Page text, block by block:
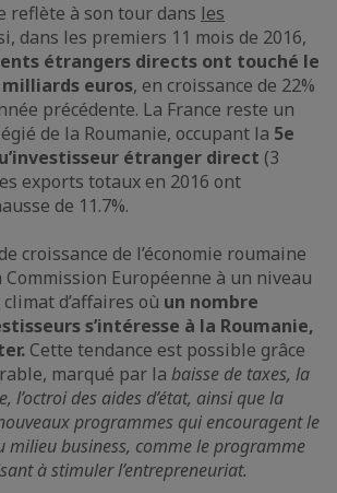
reflète à son tour dans les
dans les premiers 11 mois de 2016,
étrangers directs ont touché le
milliards euros, en croissance de 22%
précédente. La France reste un
de la Roumanie, occupant la 5e
étranger direct (3
exports totaux en 2016 ont
de 11.7%.
croissance de l’économie roumaine
Européenne à un niveau
d’affaires où un nombre
s’intéresse à la Roumanie,
Cette tendance est possible grâce
marqué par la baisse de taxes, la
l’octroi des aides d’état, ainsi que la
programmes qui encouragent le
milieu business, comme le programme
à stimuler l’entrepreneuriat.